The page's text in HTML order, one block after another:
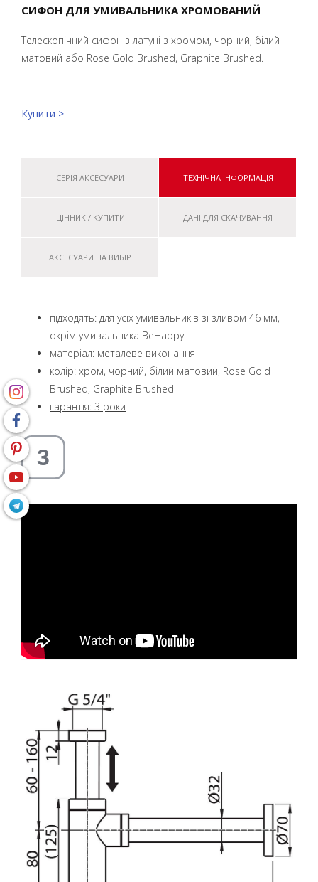
СИФОН ДЛЯ УМИВАЛЬНИКА ХРОМОВАНИЙ
Телескопічний сифон з латуні з хромом, чорний, білий
матовий або Rose Gold Brushed, Graphite Brushed.
Купити >
СЕРІЯ АКСЕСУАРИ ТЕХНІЧНА ІНФОРМАЦІЯ
ЦІННИК / КУПИТИ ДАНІ ДЛЯ СКАЧУВАННЯ
АКСЕСУАРИ НА ВИБІР
підходять: для усіх умивальників зі зливом 46 мм,
окрім умивальника BeHappy
матеріал: металеве виконання
колір: хром, чорний, білий матовий, Rose Gold
Brushed, Graphite Brushed
гарантія: 3 роки